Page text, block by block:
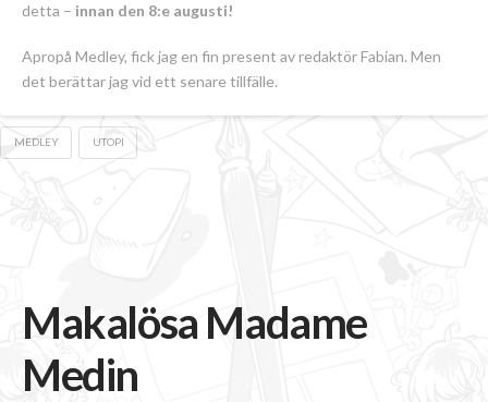
detta – innan den 8:e augusti!
Apropå Medley, fick jag en fin present av redaktör Fabian. Men
det berättar jag vid ett senare tillfälle.
MEDLEY UTOPI
Makalösa Madame
Medin